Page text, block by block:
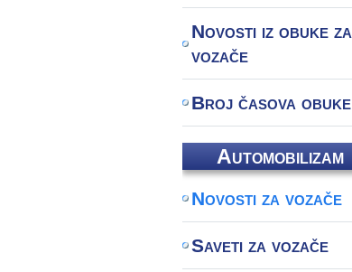
Novosti iz obuke za
vozače
Broj časova obuke
Automobilizam
Novosti za vozače
Saveti za vozače